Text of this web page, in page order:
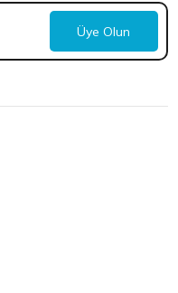
Üye Olun